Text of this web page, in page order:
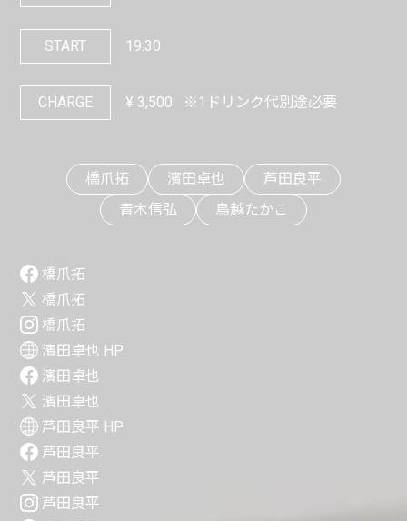
START 19:30
CHARGE ¥ 3,500 ※1ドリンク代別途必要
橋爪拓 濱田卓也
芦田良平
青木信弘
鳥越たかこ
橋爪拓
橋爪拓
橋爪拓
濱田卓也 HP
濱田卓也
濱田卓也
芦田良平 HP
芦田良平
芦田良平
芦田良平